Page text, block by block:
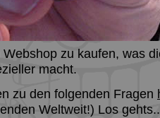
zu kaufen, was
macht.
zu den folgenden Fragen
Weltweit!) Los